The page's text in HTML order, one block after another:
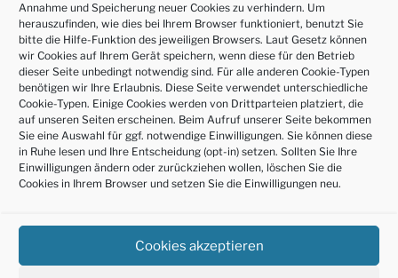
Annahme und Speicherung neuer Cookies zu verhindern. Um
herauszufinden, wie dies bei Ihrem Browser funktioniert, benutzt Sie
bitte die Hilfe-Funktion des jeweiligen Browsers. Laut Gesetz können
wir Cookies auf Ihrem Gerät speichern, wenn diese für den Betrieb
dieser Seite unbedingt notwendig sind. Für alle anderen Cookie-Typen
benötigen wir Ihre Erlaubnis. Diese Seite verwendet unterschiedliche
Cookie-Typen. Einige Cookies werden von Drittparteien platziert, die
auf unseren Seiten erscheinen. Beim Aufruf unserer Seite bekommen
Sie eine Auswahl für ggf. notwendige Einwilligungen. Sie können diese
in Ruhe lesen und Ihre Entscheidung (opt-in) setzen. Sollten Sie Ihre
Einwilligungen ändern oder zurückziehen wollen, löschen Sie die
Cookies in Ihrem Browser und setzen Sie die Einwilligungen neu.
Cookies akzeptieren
Impressum
Datenschutzerklärung
Cookie-Richtlinie (EU)
Aktualisiert im März 2025